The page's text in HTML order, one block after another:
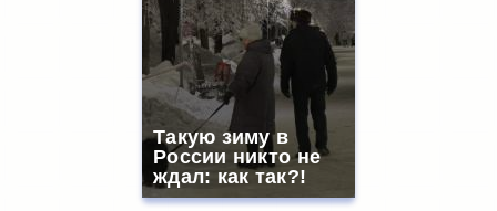
Такую зиму в
России никто не
ждал: как так?!